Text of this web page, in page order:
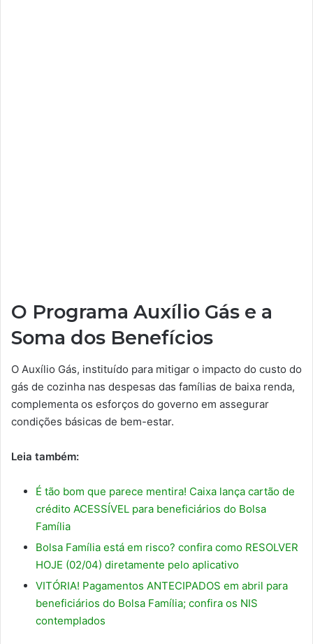
O Programa Auxílio Gás e a
Soma dos Benefícios
O Auxílio Gás, instituído para mitigar o impacto do custo do
gás de cozinha nas despesas das famílias de baixa renda,
complementa os esforços do governo em assegurar
condições básicas de bem-estar.
Leia também:
É tão bom que parece mentira! Caixa lança cartão de
crédito ACESSÍVEL para beneficiários do Bolsa
Família
Bolsa Família está em risco? confira como RESOLVER
HOJE (02/04) diretamente pelo aplicativo
VITÓRIA! Pagamentos ANTECIPADOS em abril para
beneficiários do Bolsa Família; confira os NIS
contemplados